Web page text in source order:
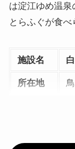
は淀江ゆめ温
とらふぐが食べ
施設名
所在地